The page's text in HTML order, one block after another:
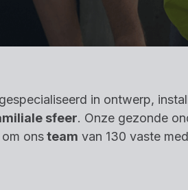
in ontwerp,
sfeer. Onze gezonde
onsteam van 130 vaste